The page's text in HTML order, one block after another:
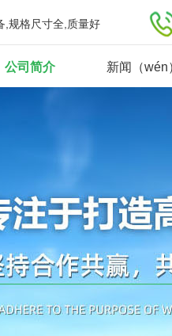
,规格尺寸全,质量好
公司简介 新闻（wén